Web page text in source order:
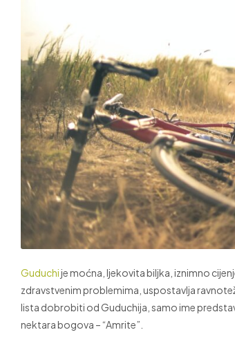
Guduchije moćna, ljekovita biljka, iznimno
zdravstvenim problemima, uspostavlja
lista dobrobiti od Guduchija, samo ime
nektara bogova – “Amrite”.